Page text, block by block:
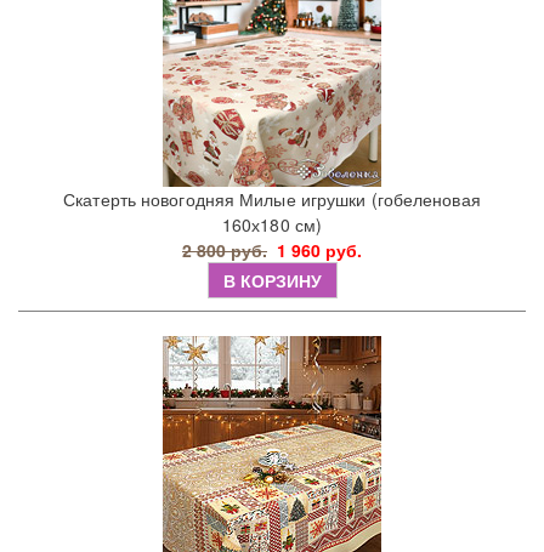
Скатерть новогодняя Милые игрушки (гобеленовая
160х180 см)
2 800 руб. 1 960 руб.
В КОРЗИНУ